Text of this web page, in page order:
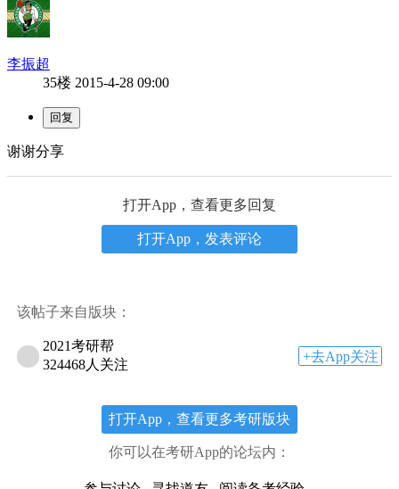
李振超
35楼 2015-4-28 09:00
谢谢分享
打开App，查看更多回复
打开App，发表评论
该帖子来自版块：
2021考研帮
324468人关注
+去App关注
打开App，查看更多考研版块
你可以在考研App的论坛内：